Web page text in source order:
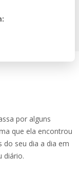
por alguns
que ela encontrou
do seu dia a dia em
diário.